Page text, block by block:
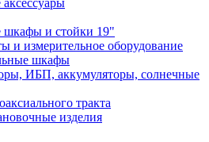
и стойки 19"
и измерительное оборудование
шкафы
ИБП, аккумуляторы, солнечные
тракта
изделия